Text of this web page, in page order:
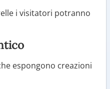
i visitatori potranno
espongono creazioni